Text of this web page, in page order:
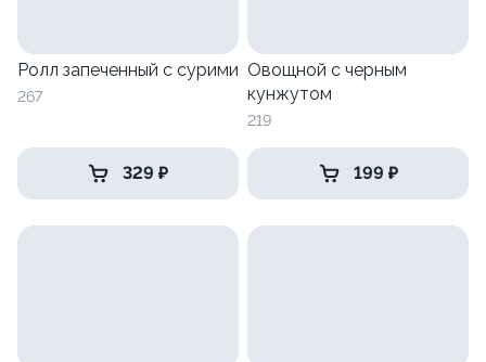
Ролл запеченный с сурими
267
329 ₽
Овощной с черным
кунжутом
219
199 ₽